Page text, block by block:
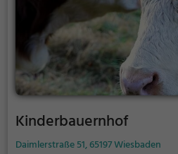
Kinderbauernhof
Daimlerstraße 51, 65197 Wiesbaden